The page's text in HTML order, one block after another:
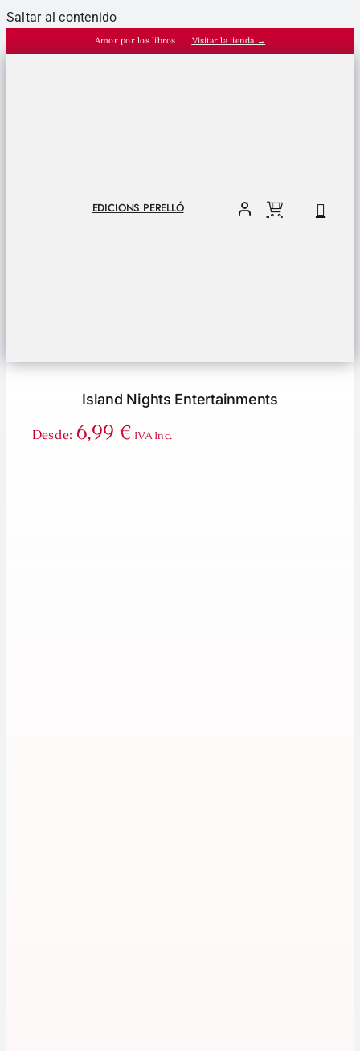
Saltar al contenido
Amor por los libros Visitar la tienda →
EDICIONS PERELLÓ
Island Nights Entertainments
Desde: 6,99 € IVA Inc.